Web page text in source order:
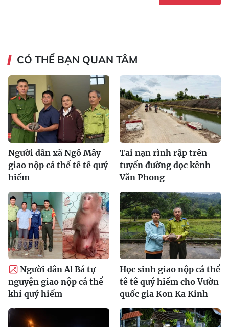
CÓ THỂ BẠN QUAN TÂM
Người dân xã Ngô Mây
giao nộp cá thể tê tê quý
hiếm
Tai nạn rình rập trên
tuyến đường dọc kênh
Văn Phong
Người dân Al Bá tự
nguyện giao nộp cá thể
khỉ quý hiếm
Học sinh giao nộp cá thể
tê tê quý hiếm cho Vườn
quốc gia Kon Ka Kinh